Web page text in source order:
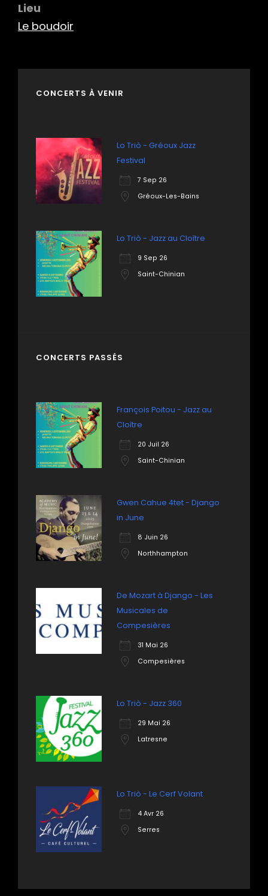
Lieu
Le boudoir
CONCERTS À VENIR
Lo Triò - Gréoux Jazz
Festival
7 Sep 26
Gréoux-Les-Bains
Lo Triò - Jazz au Cloître
9 Sep 26
Saint-Chinian
CONCERTS PASSÉS
François Poitou - Jazz au
Cloître
20 Juil 26
Saint-Chinian
Gwen Cahue 4tet - Django
in June
8 Juin 26
Northhampton
De Mozart à Django - Les
Musicales de
Compesières
31 Mai 26
Compesières
Lo Triò - Jazz 360
29 Mai 26
Latresne
Lo Triò - Le Cerf Volant
4 Avr 26
Serres